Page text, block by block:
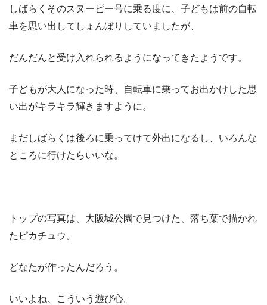
しばらくそのスヌーピー号に乗る度に、子どもは前の自転
車を思い出してしょんぼりしていましたが、
だんだんと受け入れられるようになってきたようです。
子どもが大人になった時、自転車に乗ってお出かけした思
い出がキラキラ輝きますように。
まだしばらくは後ろに乗ってけて外出になるし、いろんな
ところに行けたらいいな。
トップの写真は、大阪城公園で見つけた、落ち葉で描かれ
たピカチュウ。
どなたが作ったんだろう。
いいよね、こういう遊び心。